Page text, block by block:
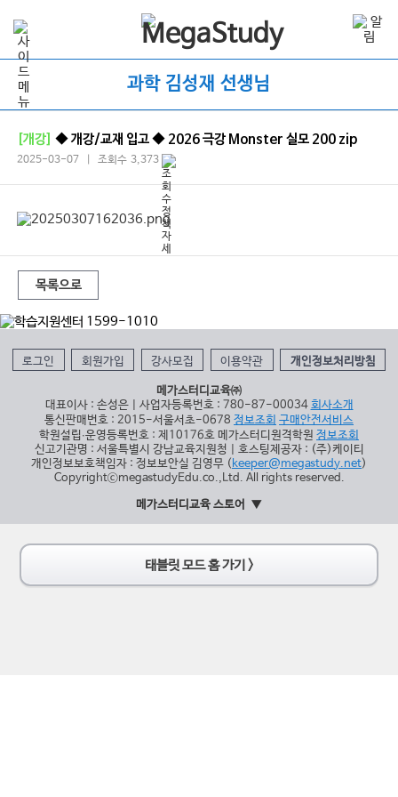
과학 김성재 선생님
[개강] ◆ 개강/교재 입고 ◆ 2026 극강 Monster 실모 200 zip
2025-03-07 | 조회수 3,373
목록으로
로그인 회원가입 강사모집 이용약관 개인정보처리방침
메가스터디교육㈜
대표이사 : 손성은 | 사업자등록번호 : 780-87-00034 회사소개
통신판매번호 : 2015-서울서초-0678 정보조회 구매안전서비스
학원설립∙운영등록번호 : 제10176호 메가스터디원격학원 정보조회
신고기관명 : 서울특별시 강남교육지원청 | 호스팅제공자 : (주)케이티
개인정보보호책임자 : 정보보안실 김영무 (keeper@megastudy.net)
CopyrightⓒmegastudyEdu.co.,Ltd. All rights reserved.
메가스터디교육 스토어
태블릿 모드 홈 가기 >